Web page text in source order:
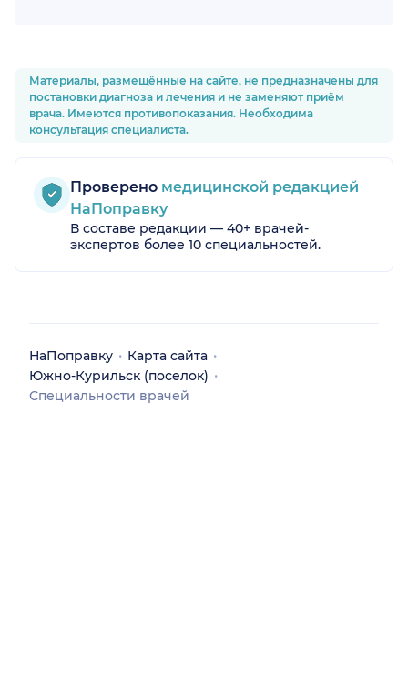
Материалы, размещённые на сайте, не предназначены для
постановки диагноза и лечения и не заменяют приём
врача. Имеются противопоказания. Необходима
консультация специалиста.
Проверено медицинской редакцией
НаПоправку
В составе редакции — 40+ врачей-
экспертов более 10 специальностей.
НаПоправку
Карта сайта
Южно-Курильск (поселок)
Специальности врачей